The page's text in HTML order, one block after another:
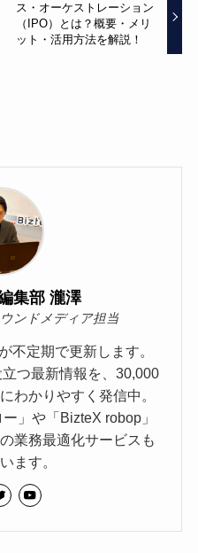
ス・オーケストレーション
（IPO）とは？概要・メリ
ット・活用方法を解説！
集部 瀧澤
ンドメディア担当
不定期で更新します。
つ最新情報を、30,000
わかりやすく発信中。
」や「BizteX robop」
業務最適化サービスも
ます。